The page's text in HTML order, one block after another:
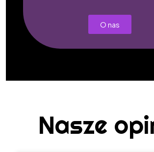
O nas
Nasze